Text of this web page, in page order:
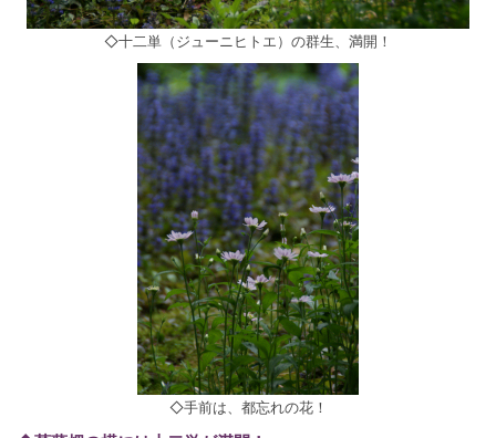
◇十二単（ジューニヒトエ）の群生、満開！
◇手前は、都忘れの花！